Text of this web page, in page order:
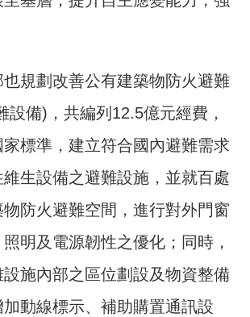
規劃改善公有建築物防火避難
設備)，共編列12.5億元經費，
標準，建立符合國內避難需求
生設備之避難設施，並就百處
防火避難空間，進行對外門窗
明及電源韌性之優化；同時，
施內部之區位劃設及物資整備
動線標示、補助購置通訊設